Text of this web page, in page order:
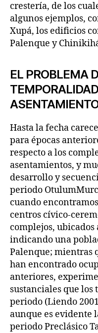
crestería, de los
algunos ejemplos,
Xupá, los edificios
Palenque y
EL PROBLEMA
Hasta la fecha
para épocas
respecto a los
asentamientos, y
desarrollo y
periodo
cuando
centros cívico-
complejos,
indicando una
Palenque; mientras
han encontrado
anteriores,
sustanciales que
periodo (Liendo
aunque es evidente
periodo Preclásico